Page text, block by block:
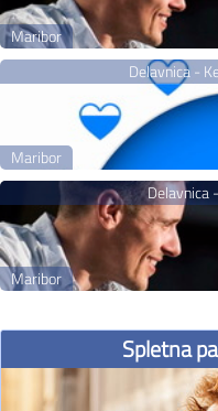
Maribor
Delavnica -
Maribor
Delavnica
Maribor
Spletna